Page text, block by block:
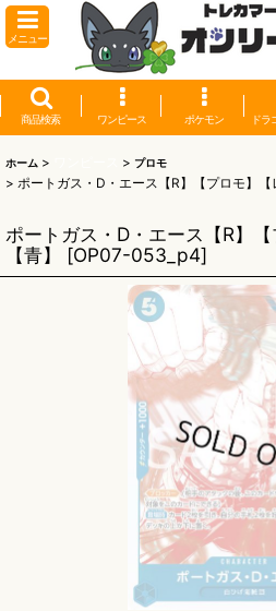
メニュー
商品検索 ワンピース ポケモン ドラ
ホーム > > プロモ
> ポートガス・D・エース【R】【プロモ】【
ポートガス・D・エース【R】【
【青】
[OP07-053_p4]